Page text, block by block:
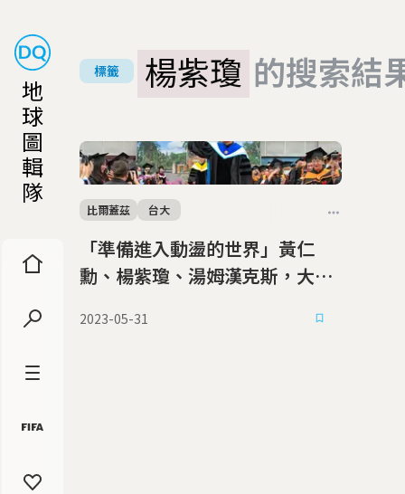
地
球
圖
輯
隊
標籤 楊紫瓊 的搜索結
「準備進入動盪的世界」黃仁
勳、楊紫瓊、湯姆漢克斯，大學
比爾蓋茲 台大
2023-05-31